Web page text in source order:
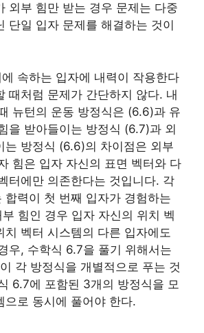
외부 힘만 받는 경우 문제는 다중
단일 입자 문제를 해결하는 것이
속하는 입자에 내력이 작용한다
때처럼 문제가 간단하지 않다. 내
뉴턴의 운동 방정식은 (6.6)과 유
을 받아들이는 방정식 (6.7)과 외
는 방정식 (6.6)의 차이점은 외부
힘은 입자 자신의 표면 벡터와 다
터에만 의존한다는 것입니다. 각
합력이 첫 번째 입자가 경험하는
힘인 경우 입자 자신의 위치 벡
치 벡터 시스템의 다른 입자에도
우, 수학식 6.7을 풀기 위해서는
각 방정식을 개별적으로 푸는 것
6.7에 포함된 3개의 방정식을 모
으로 동시에 풀어야 한다.